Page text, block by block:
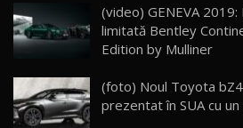
23
Lynk & Co 01 / Test
25:19
24
ZEEKR 009: Cel mai
Van Electric Testat în
26:38
(video) GENEVA
limitată Bentley
Edition by Mulliner
(foto) Noul Toyota
prezentat în SUA cu